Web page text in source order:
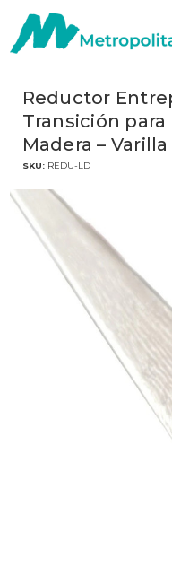
Reductor
Transición
Madera –
SKU: REDU-LD